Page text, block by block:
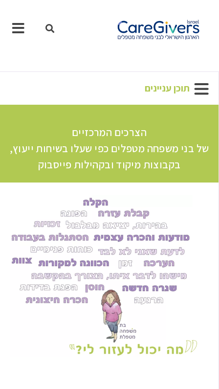
תוכן עניינים
הצרכים המרכזיים
של בני משפחה מטפלים כפי שעלו בשיחות ייעוץ,
בקבוצות מיקוד ובקהילות פייסבוק